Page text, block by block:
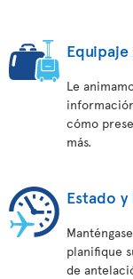
Equipaje
Le
cómo
más.
Estado
planifique
de